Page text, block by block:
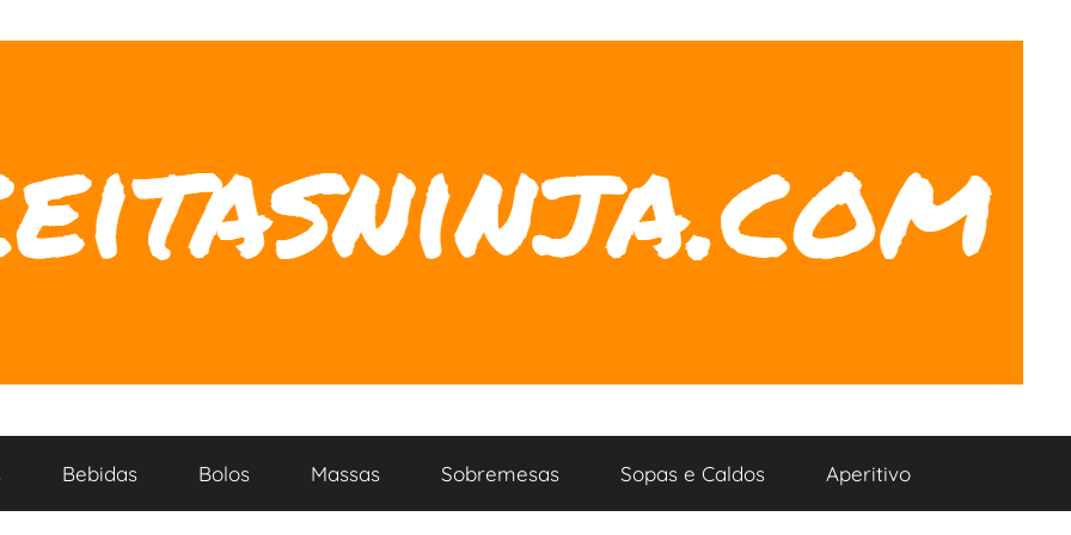
Bebidas Bolos Massas Sobremesas Sopas e Caldos Aperitivo